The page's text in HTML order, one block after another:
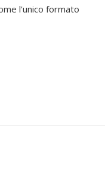
l'unico formato